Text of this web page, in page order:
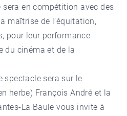
en compétition avec des
maîtrise de l’équitation,
pour leur performance
du cinéma et de la
spectacle sera sur le
herbe) François André et la
La Baule vous invite à